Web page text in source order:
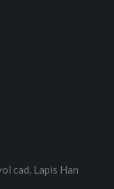
cad. Lapis Han